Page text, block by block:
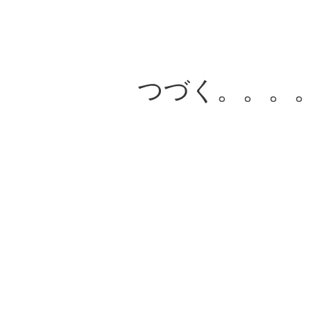
つづく。。。